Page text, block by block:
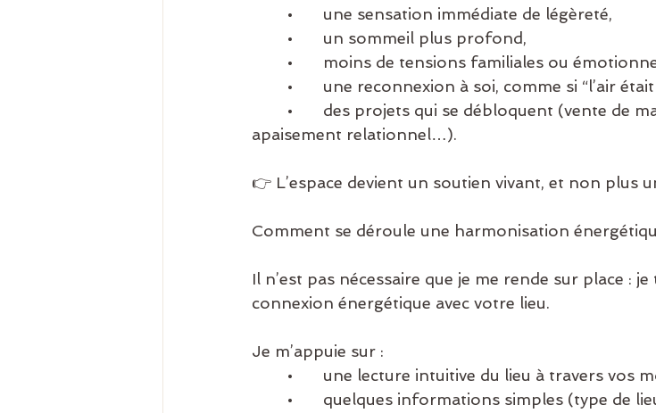
	•	une sensation immédiate de légèreté,
	•	un sommeil plus profond,
•	moins de tensions familiales ou
•	une reconnexion à soi, comme si “l’air était
apaisement relationnel…).
👉 L’espace devient un soutien vivant, et non plus
Comment se déroule une harmonisation
Il n’est pas nécessaire que je me rende sur place :
connexion énergétique avec votre lieu.
Je m’appuie sur :
•	une lecture intuitive du lieu à travers vos